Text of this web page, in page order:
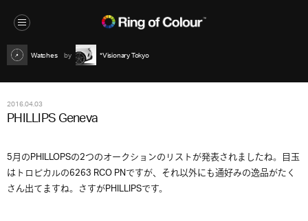
Watches *Visionary Tokyo
2016.04.03
PHILLIPS Geneva
5月のPHILLOPSの2つのオークションのリストが発表されましたね。目玉
はトロピカルの6263 RCO PNですが、それ以外にも通好みの逸品がたく
さん出てますね。さすがPHILLIPSです。